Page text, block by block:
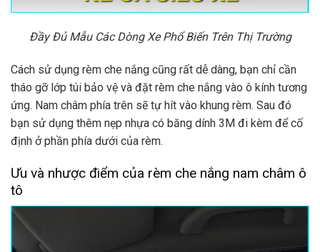
Đầy Đủ Mẫu Các Dòng Xe Phổ Biến Trên Thị Trường
Cách sử dụng rèm che nắng cũng rất dễ dàng, bạn chỉ cần
tháo gỡ lớp túi bảo vệ và đặt rèm che nắng vào ô kính tương
ứng. Nam châm phía trên sẽ tự hít vào khung rèm. Sau đó
bạn sử dụng thêm nẹp nhựa có băng dính 3M đi kèm để cố
định ở phần phía dưới của rèm.
Ưu và nhược điểm của rèm che nắng nam châm ô
tô